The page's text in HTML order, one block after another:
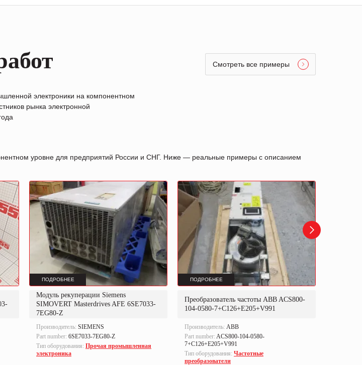
электроники на компонентном
рынка электронной
Смотреть все примеры
уровне для предприятий России и СНГ. Ниже — реальные примеры с описанием
ПОДРОБНЕЕ
Модуль рекуперации Siemens
SIMOVERT Masterdrives AFE 6SE7033-
7EG80-Z
Производитель: SIEMENS
Part number: 6SE7033-7EG80-Z
Тип оборудования: Прочая промышленная
электроника
ПОДРОБНЕЕ
Преобразователь частоты ABB ACS800-
104-0580-7+C126+E205+V991
Производитель: ABB
Part number: ACS800-104-0580-
7+C126+E205+V991
Тип оборудования: Частотные
преобразователи